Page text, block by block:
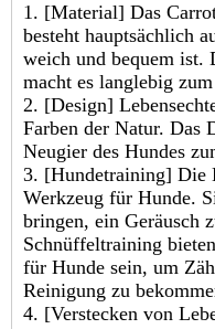
1. [Material] Das
besteht hauptsächlich
weich und bequem ist.
macht es langlebig
2. [Design]
Farben der Natur. Das
Neugier des Hundes
3. [Hundetraining] Die
Werkzeug für Hunde.
bringen, ein Geräusch
Schnüffeltraining
für Hunde sein, um
Reinigung zu
4. [Verstecken von